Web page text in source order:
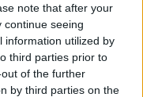
note that after your
continue seeing
information utilized by
third parties prior to
of the further
by third parties on the